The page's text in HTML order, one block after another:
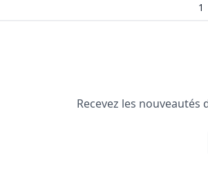
1
Recevez les